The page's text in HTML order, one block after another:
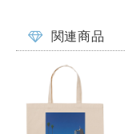
関連商品